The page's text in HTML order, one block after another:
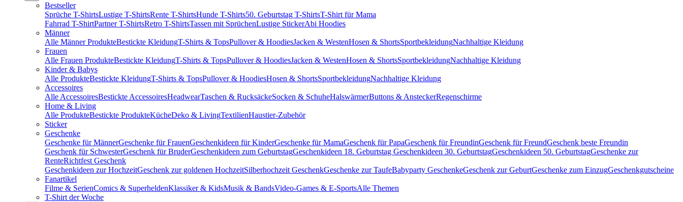
Bestseller
Sprüche T-ShirtsLustige T-ShirtsRente T-ShirtsHunde T-Shirts50. Geburtstag T-ShirtsT-Shirt für Mama
Fahrrad T-ShirtPartner T-ShirtsRetro T-ShirtsTassen mit SprüchenLustige StickerAbi Hoodies
Männer
Alle Männer ProdukteBestickte KleidungT-Shirts & TopsPullover & HoodiesJacken & WestenHosen & ShortsSportbekleidungNachhaltige Kleidung
Frauen
Alle Frauen ProdukteBestickte KleidungT-Shirts & TopsPullover & HoodiesJacken & WestenHosen & ShortsSportbekleidungNachhaltige Kleidung
Kinder & Babys
Alle ProdukteBestickte KleidungT-Shirts & TopsPullover & HoodiesHosen & ShortsSportbekleidungNachhaltige Kleidung
Accessoires
Alle AccessoiresBestickte AccessoiresHeadwearTaschen & RucksäckeSocken & SchuheHalswärmerButtons & AnsteckerRegenschirme
Home & Living
Alle ProdukteBestickte ProdukteKücheDeko & LivingTextilienHaustier-Zubehör
Sticker
Geschenke
Geschenke für MännerGeschenke für FrauenGeschenkideen für KinderGeschenke für MamaGeschenk für PapaGeschenk für FreundinGeschenk für FreundGeschenk beste Freundin
Geschenk für SchwesterGeschenk für BruderGeschenkideen zum GeburtstagGeschenkideen 18. Geburtstag Geschenkideen 30. GeburtstagGeschenkideen 50. GeburtstagGeschenke zur
RenteRichtfest Geschenk
Geschenkideen zur HochzeitGeschenk zur goldenen HochzeitSilberhochzeit GeschenkGeschenke zur TaufeBabyparty GeschenkeGeschenk zur GeburtGeschenke zum EinzugGeschenkgutscheine
Fanartikel
Filme & SerienComics & SuperheldenKlassiker & KidsMusik & BandsVideo-Games & E-SportsAlle Themen
T-Shirt der Woche